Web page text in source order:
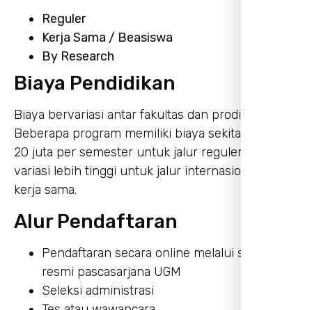
Reguler
Kerja Sama / Beasiswa
By Research
Biaya Pendidikan
Biaya bervariasi antar fakultas dan prodi.
Beberapa program memiliki biaya sekitar Rp 10–
20 juta per semester untuk jalur reguler, dengan
variasi lebih tinggi untuk jalur internasional atau
kerja sama.
Alur Pendaftaran
Pendaftaran secara online melalui situs
resmi pascasarjana UGM
Seleksi administrasi